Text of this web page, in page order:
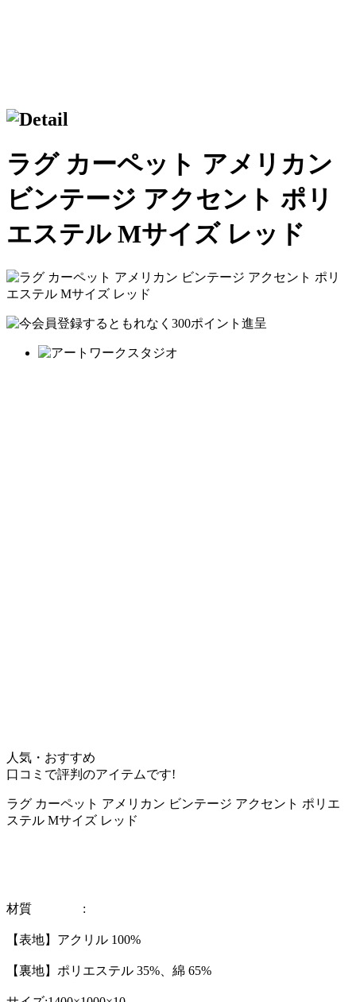
ラグ カーペット アメリカン
ビンテージ アクセント ポリ
エステル Mサイズ レッド
人気・おすすめ
口コミで評判のアイテムです!
ラグ カーペット アメリカン ビンテージ アクセント ポリエ
ステル Mサイズ レッド
材質 :
【表地】アクリル 100%
【裏地】ポリエステル 35%、綿 65%